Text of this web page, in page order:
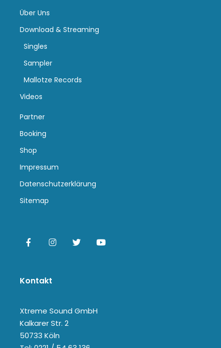
Über Uns
Download & Streaming
Singles
Sampler
Mallotze Records
Videos
Partner
Booking
Shop
Impressum
Datenschutzerklärung
Sitemap
Kontakt
Xtreme Sound GmbH
Kalkarer Str. 2
50733 Köln